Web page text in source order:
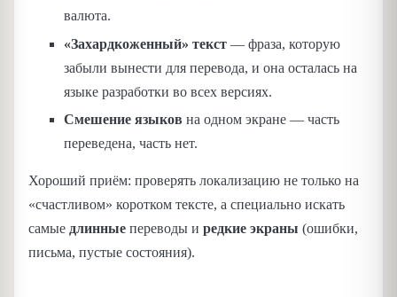
валюта.
«Захардкоженный» текст — фраза, которую
забыли вынести для перевода, и она осталась на
языке разработки во всех версиях.
Смешение языков на одном экране — часть
переведена, часть нет.
Хороший приём: проверять локализацию не только на
«счастливом» коротком тексте, а специально искать
самые длинные переводы и редкие экраны (ошибки,
письма, пустые состояния).